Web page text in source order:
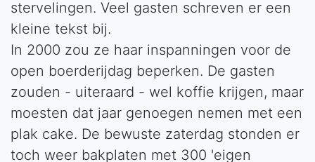
stervelingen. Veel gasten schreven er een
kleine tekst bij.
In 2000 zou ze haar inspanningen voor de
open boerderijdag beperken. De gasten
zouden - uiteraard - wel koffie krijgen, maar
moesten dat jaar genoegen nemen met een
plak cake. De bewuste zaterdag stonden er
toch weer bakplaten met 300 'eigen